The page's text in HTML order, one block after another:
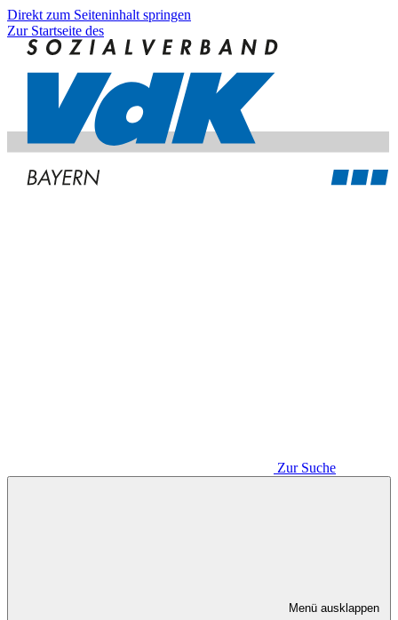
Direkt zum Seiteninhalt springen
Zur Startseite des
Zur Suche
Menü ausklappen